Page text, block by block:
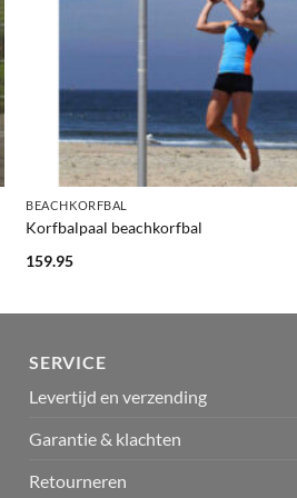
+
BEACHKORFBAL
Korfbalpaal beachkorfbal
159.95
SERVICE
Levertijd en verzending
Garantie & klachten
Retourneren